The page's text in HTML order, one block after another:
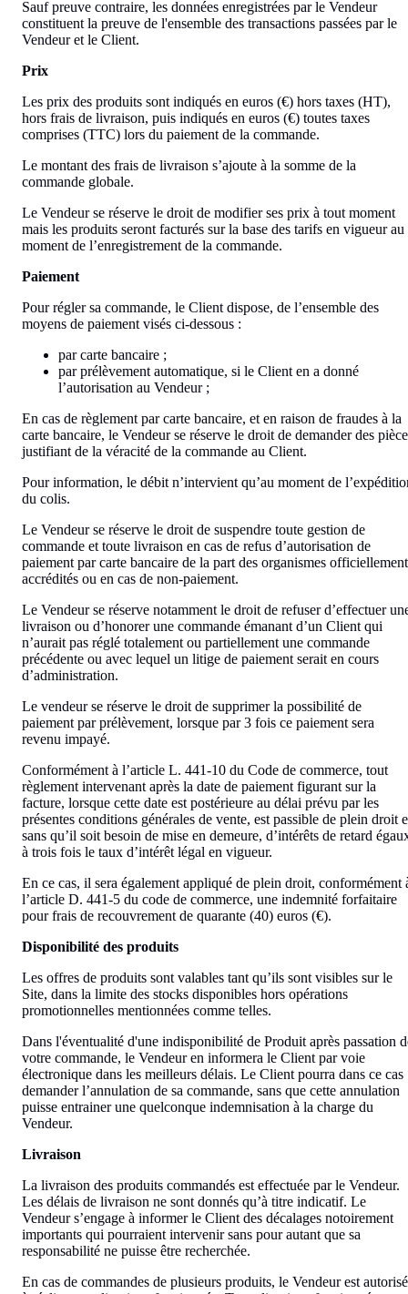
Sauf preuve contraire, les données enregistrées par le Vendeur
constituent la preuve de l'ensemble des transactions passées par le
Vendeur et le Client.
Prix
Les prix des produits sont indiqués en euros (€) hors taxes (HT),
hors frais de livraison, puis indiqués en euros (€) toutes taxes
comprises (TTC) lors du paiement de la commande.
Le montant des frais de livraison s’ajoute à la somme de la
commande globale.
Le Vendeur se réserve le droit de modifier ses prix à tout moment
mais les produits seront facturés sur la base des tarifs en vigueur au
moment de l’enregistrement de la commande.
Paiement
Pour régler sa commande, le Client dispose, de l’ensemble des
moyens de paiement visés ci-dessous :
par carte bancaire ;
par prélèvement automatique, si le Client en a donné
l’autorisation au Vendeur ;
En cas de règlement par carte bancaire, et en raison de fraudes à la
carte bancaire, le Vendeur se réserve le droit de demander des
justifiant de la véracité de la commande au Client.
Pour information, le débit n’intervient qu’au moment de
du colis.
Le Vendeur se réserve le droit de suspendre toute gestion de
commande et toute livraison en cas de refus d’autorisation de
paiement par carte bancaire de la part des organismes officiellement
accrédités ou en cas de non-paiement.
Le Vendeur se réserve notamment le droit de refuser d’effectuer
livraison ou d’honorer une commande émanant d’un Client qui
n’aurait pas réglé totalement ou partiellement une commande
précédente ou avec lequel un litige de paiement serait en cours
d’administration.
Le vendeur se réserve le droit de supprimer la possibilité de
paiement par prélèvement, lorsque par 3 fois ce paiement sera
revenu impayé.
Conformément à l’article L. 441-10 du Code de commerce, tout
règlement intervenant après la date de paiement figurant sur la
facture, lorsque cette date est postérieure au délai prévu par les
présentes conditions générales de vente, est passible de plein droit
sans qu’il soit besoin de mise en demeure, d’intérêts de retard
à trois fois le taux d’intérêt légal en vigueur.
En ce cas, il sera également appliqué de plein droit, conformément
l’article D. 441-5 du code de commerce, une indemnité forfaitaire
pour frais de recouvrement de quarante (40) euros (€).
Disponibilité des produits
Les offres de produits sont valables tant qu’ils sont visibles sur le
Site, dans la limite des stocks disponibles hors opérations
promotionnelles mentionnées comme telles.
Dans l'éventualité d'une indisponibilité de Produit après passation
votre commande, le Vendeur en informera le Client par voie
électronique dans les meilleurs délais. Le Client pourra dans ce cas
demander l’annulation de sa commande, sans que cette annulation
puisse entrainer une quelconque indemnisation à la charge du
Vendeur.
Livraison
La livraison des produits commandés est effectuée par le Vendeur.
Les délais de livraison ne sont donnés qu’à titre indicatif. Le
Vendeur s’engage à informer le Client des décalages notoirement
importants qui pourraient intervenir sans pour autant que sa
responsabilité ne puisse être recherchée.
En cas de commandes de plusieurs produits, le Vendeur est autorisé